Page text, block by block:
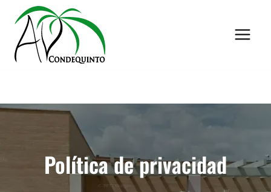
Saltar
contenido
Política de privacidad